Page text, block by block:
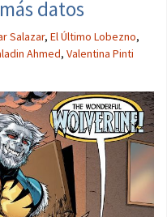
datos
Salazar, El Último Lobezno,
Ahmed, Valentina Pinti